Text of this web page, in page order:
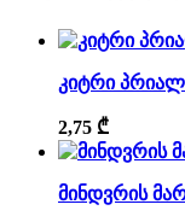
კიტრი
2,75 ₾
მინდვრის